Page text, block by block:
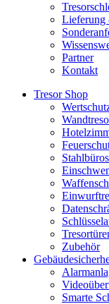
Lieferung
Partner
Kontakt
Tresor Shop
Zubehör
Smarte